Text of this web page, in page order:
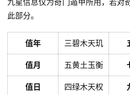
九星信息仅为奇门遁甲所用，若对
此部分。
值年 三碧木天玑
值月 五黄土玉衡
值日 四绿木天权